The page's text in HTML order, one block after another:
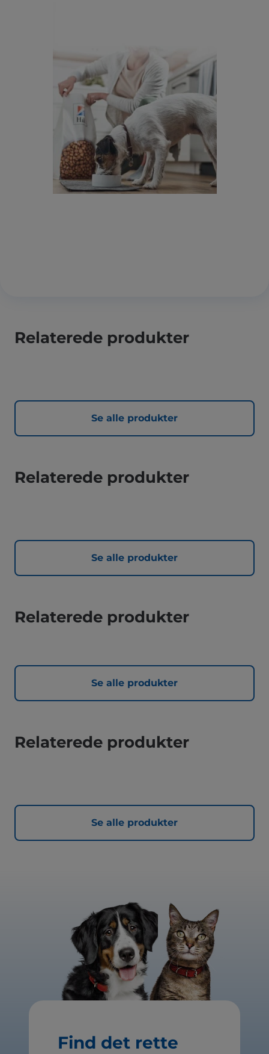
Relaterede produkter
Se alle produkter
Relaterede produkter
Se alle produkter
Relaterede produkter
Se alle produkter
Relaterede produkter
Se alle produkter
Find det rette